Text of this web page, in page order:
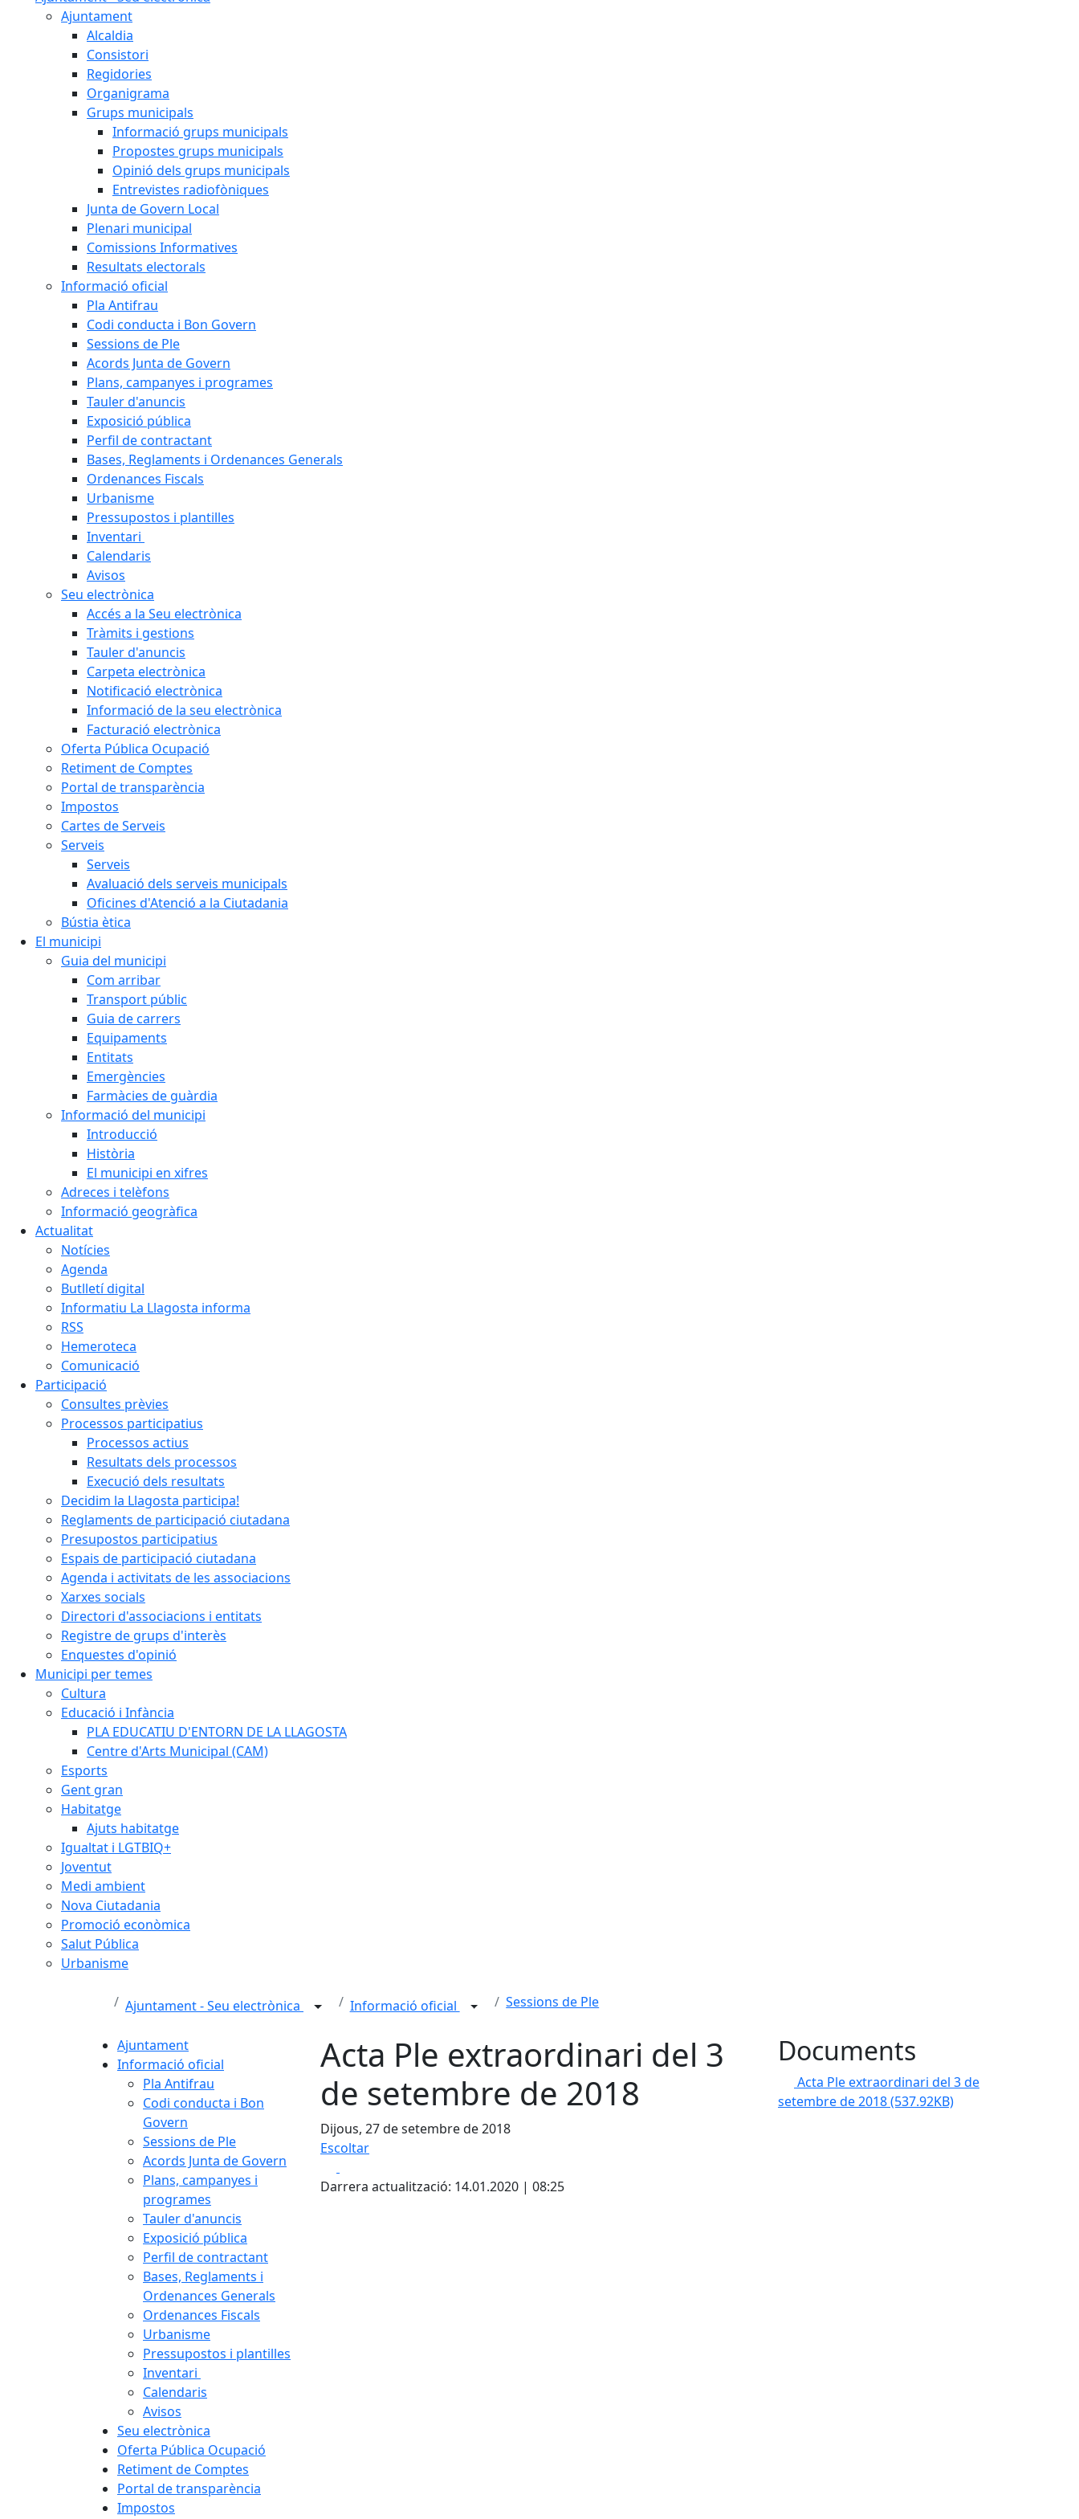
Ajuntament
Alcaldia
Consistori
Regidories
Organigrama
Grups municipals
Informació grups municipals
Propostes grups municipals
Opinió dels grups municipals
Entrevistes radiofòniques
Junta de Govern Local
Plenari municipal
Comissions Informatives
Resultats electorals
Informació oficial
Pla Antifrau
Codi conducta i Bon Govern
Sessions de Ple
Acords Junta de Govern
Plans, campanyes i programes
Tauler d'anuncis
Exposició pública
Perfil de contractant
Bases, Reglaments i Ordenances Generals
Ordenances Fiscals
Urbanisme
Pressupostos i plantilles
Inventari
Calendaris
Avisos
Seu electrònica
Accés a la Seu electrònica
Tràmits i gestions
Tauler d'anuncis
Carpeta electrònica
Notificació electrònica
Informació de la seu electrònica
Facturació electrònica
Oferta Pública Ocupació
Retiment de Comptes
Portal de transparència
Impostos
Cartes de Serveis
Serveis
Serveis
Avaluació dels serveis municipals
Oficines d'Atenció a la Ciutadania
Bústia ètica
El municipi
Guia del municipi
Com arribar
Transport públic
Guia de carrers
Equipaments
Entitats
Emergències
Farmàcies de guàrdia
Informació del municipi
Introducció
Història
El municipi en xifres
Adreces i telèfons
Informació geogràfica
Actualitat
Notícies
Agenda
Butlletí digital
Informatiu La Llagosta informa
RSS
Hemeroteca
Comunicació
Participació
Consultes prèvies
Processos participatius
Processos actius
Resultats dels processos
Execució dels resultats
Decidim la Llagosta participa!
Reglaments de participació ciutadana
Presupostos participatius
Espais de participació ciutadana
Agenda i activitats de les associacions
Xarxes socials
Directori d'associacions i entitats
Registre de grups d'interès
Enquestes d'opinió
Municipi per temes
Cultura
Educació i Infància
PLA EDUCATIU D'ENTORN DE LA LLAGOSTA
Centre d'Arts Municipal (CAM)
Esports
Gent gran
Habitatge
Ajuts habitatge
Igualtat i LGTBIQ+
Joventut
Medi ambient
Nova Ciutadania
Promoció econòmica
Salut Pública
Urbanisme
Ajuntament - Seu electrònica Informació oficial Sessions de Ple
Ajuntament
Informació oficial
Pla Antifrau
Codi conducta i Bon
Govern
Sessions de Ple
Acords Junta de Govern
Plans, campanyes i
programes
Tauler d'anuncis
Exposició pública
Perfil de contractant
Bases, Reglaments i
Ordenances Generals
Ordenances Fiscals
Urbanisme
Pressupostos i plantilles
Inventari
Calendaris
Avisos
Seu electrònica
Oferta Pública Ocupació
Retiment de Comptes
Portal de transparència
Impostos
Acta Ple extraordinari del 3
de setembre de 2018
Dijous, 27 de setembre de 2018
Escoltar
Darrera actualització: 14.01.2020 | 08:25
Documents
Acta Ple extraordinari del 3 de
setembre de 2018(537.92KB)